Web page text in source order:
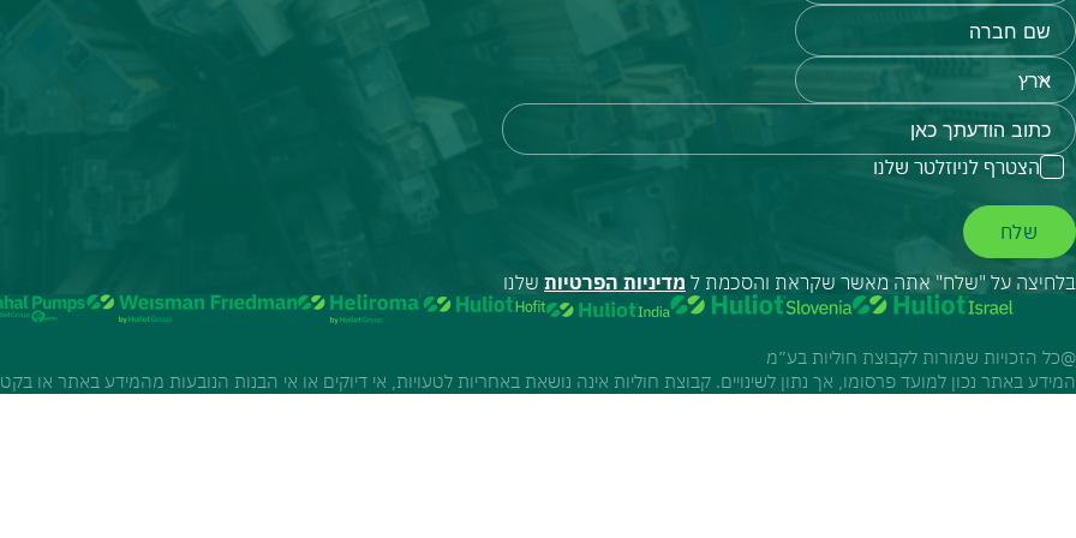
הצטרף לניוזלטר שלנו
שלח
בלחיצה על "שלח" אתה מאשר שקראת והסכמת ל מדיניות הפרטיות שלנו
@כל הזכויות שמורות לקבוצת חוליות בע״מ
המידע באתר נכון למועד פרסומו, אך נתון לשינויים. קבוצת חוליות אינה נושאת באחריות לטעויות, אי דיוקים או אי הבנות הנובעות מהמידע באתר או